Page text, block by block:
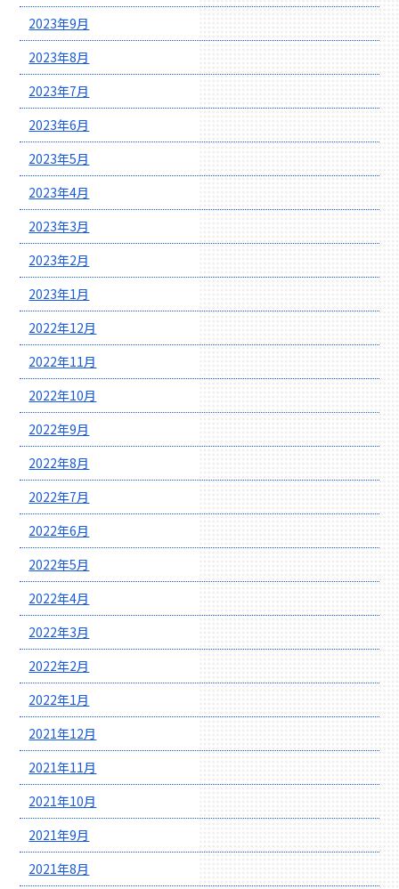
2023年9月
2023年8月
2023年7月
2023年6月
2023年5月
2023年4月
2023年3月
2023年2月
2023年1月
2022年12月
2022年11月
2022年10月
2022年9月
2022年8月
2022年7月
2022年6月
2022年5月
2022年4月
2022年3月
2022年2月
2022年1月
2021年12月
2021年11月
2021年10月
2021年9月
2021年8月